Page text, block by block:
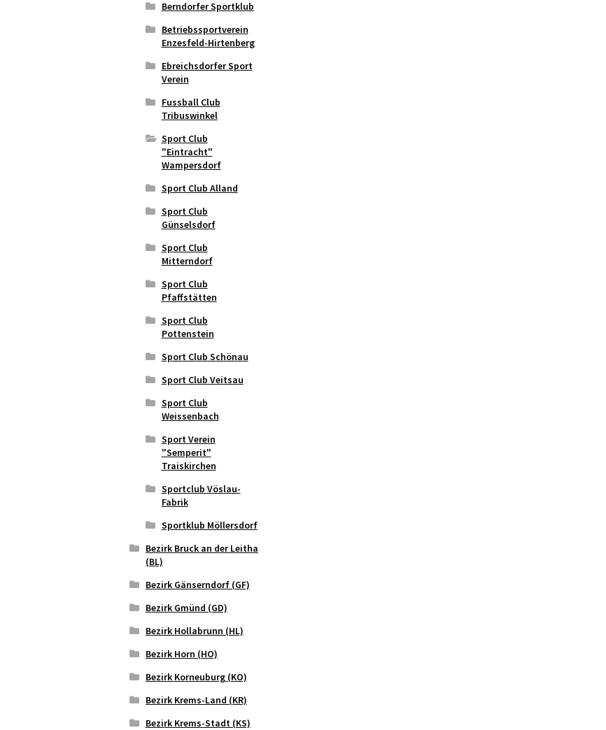
Berndorfer Sportklub
Betriebssportverein
Enzesfeld-Hirtenberg
Ebreichsdorfer Sport
Verein
Fussball Club
Tribuswinkel
Sport Club
"Eintracht"
Wampersdorf
Sport Club Alland
Sport Club
Günselsdorf
Sport Club
Mitterndorf
Sport Club
Pfaffstätten
Sport Club
Pottenstein
Sport Club Schönau
Sport Club Veitsau
Sport Club
Weissenbach
Sport Verein
"Semperit"
Traiskirchen
Sportclub Vöslau-
Fabrik
Sportklub Möllersdorf
Bezirk Bruck an der Leitha
(BL)
Bezirk Gänserndorf (GF)
Bezirk Gmünd (GD)
Bezirk Hollabrunn (HL)
Bezirk Horn (HO)
Bezirk Korneuburg (KO)
Bezirk Krems-Land (KR)
Bezirk Krems-Stadt (KS)